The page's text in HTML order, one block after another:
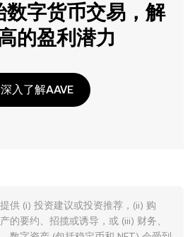
数字货币交易，解
的盈利潜力
深入了解AAVE
供 (i) 投资建议或投资推荐，(ii) 购
的要约、招揽或诱导，或 (iii) 财务、